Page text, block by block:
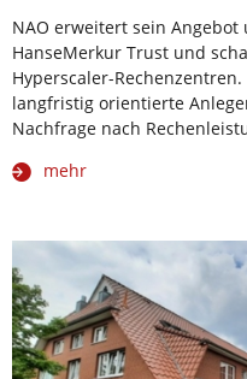
NAO erweitert sein
HanseMerkur Trust und
Hyperscaler-
langfristig orientierte
Nachfrage nach
mehr